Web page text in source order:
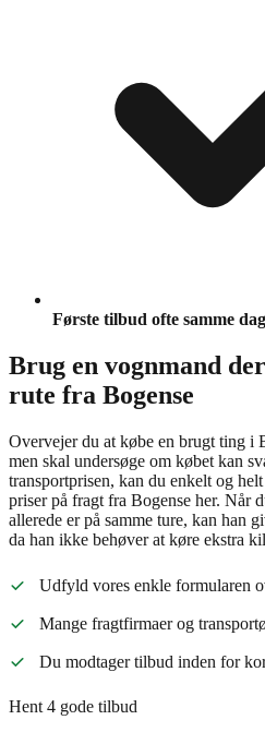
Første tilbud ofte samme dag
Brug en vognmand
rute fra Bogense
Overvejer du at købe en brugt ting i
men skal undersøge om købet kan
transportprisen, kan du enkelt og
priser på fragt fra Bogense her. Når
allerede er på samme ture, kan han
da han ikke behøver at køre ekstra
Udfyld vores enkle formularen
Mange fragtfirmaer og
Du modtager tilbud inden for
Hent 4 gode tilbud